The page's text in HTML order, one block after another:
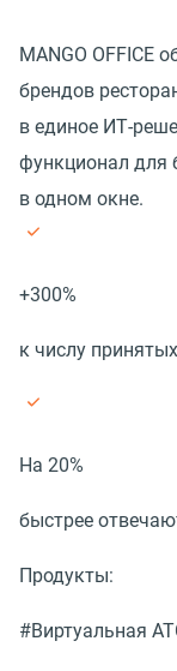
MANGO OFFICE
брендов
в единое ИТ-
функционал для
в одном окне.
+300%
к числу
На 20%
быстрее
Продукты:
#Виртуальная